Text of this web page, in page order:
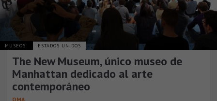
MUSEOS ESTADOS UNIDOS
The New Museum, único museo de
Manhattan dedicado al arte
contemporáneo
OMA